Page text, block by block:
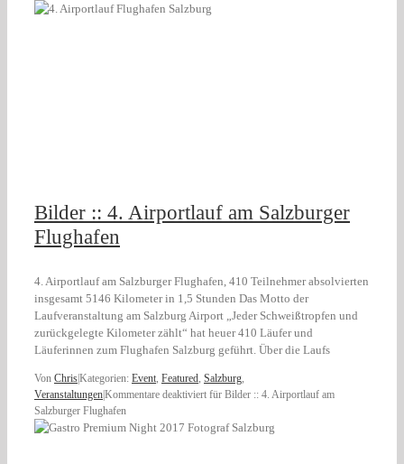
Bilder :: 4. Airportlauf am Salzburger
Flughafen
4. Airportlauf am Salzburger Flughafen, 410 Teilnehmer absolvierten
insgesamt 5146 Kilometer in 1,5 Stunden Das Motto der
Laufveranstaltung am Salzburg Airport „Jeder Schweißtropfen und
zurückgelegte Kilometer zählt“ hat heuer 410 Läufer und
Läuferinnen zum Flughafen Salzburg geführt. Über die Laufs
Von Chris|Kategorien: Event Featured Salzburg
Veranstaltungen|Kommentare deaktiviert für Bilder :: 4. Airportlauf am
Salzburger Flughafen